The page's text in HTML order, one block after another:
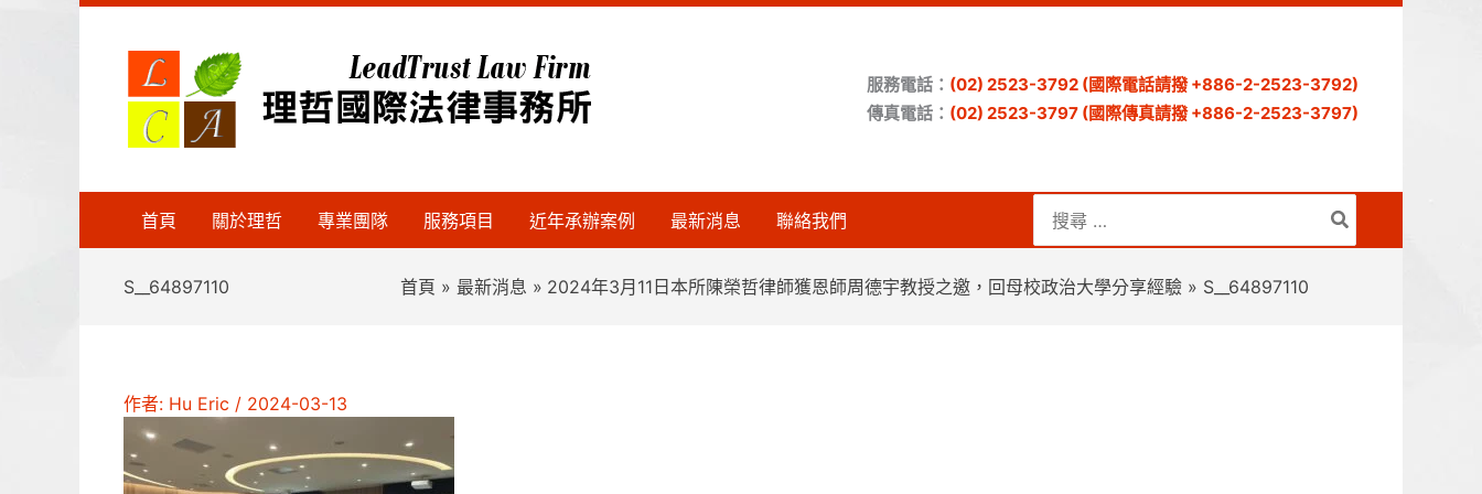
服務電話： (02) 2523-3792 (國際電話請撥 +886-2-2523-3792)
傳真電話： (02) 2523-3797 (國際傳真請撥 +886-2-2523-3797)
首頁 關於理哲 專業團隊 服務項目 近年承辦案例 最新消息 聯絡我們
尋：
S__64897110 首頁 最新消息 2024年3月11日本所陳榮哲律師獲恩師周德宇教授之邀，回母校政治大學分享經驗 S__64897110
作者: Hu Eric / 2024-03-13